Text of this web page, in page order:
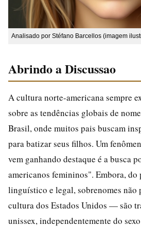
Analisado por Stéfano Barcellos (imagem
Abrindo a Discussao
A cultura norte-americana sempre
sobre as tendências globais de
Brasil, onde muitos pais buscam
para batizar seus filhos. Um
vem ganhando destaque é a busca
americanos femininos". Embora, do
linguístico e legal, sobrenomes não
cultura dos Estados Unidos — são
unissex, independentemente do